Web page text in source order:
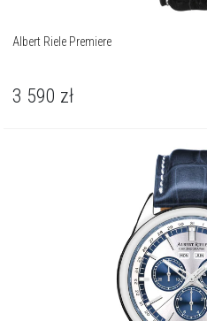
Albert Riele Premiere
3 590 zł